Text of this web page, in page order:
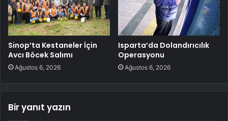
Sinop’ta Kestaneler İçin
Avcı Böcek Salımı
Ağustos 6, 2026
Isparta’da Dolandırıcılık
Operasyonu
Ağustos 6, 2026
Bir yanıt yazın